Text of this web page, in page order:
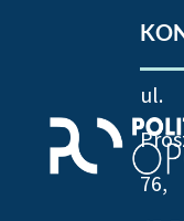
ul.
76,